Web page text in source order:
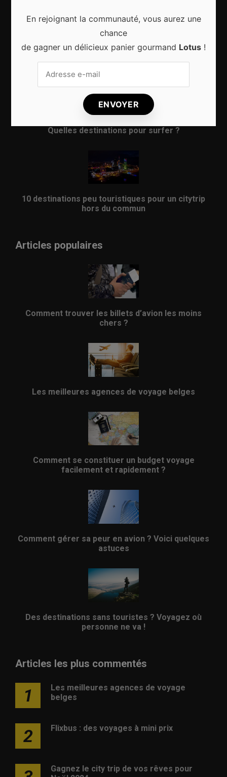
8 choses qui vous arrivent en prenant l’avion
Quelles destinations pour surfer ?
10 destinations peu touristiques pour un citytrip
hors du commun
Articles populaires
Comment trouver les billets d’avion les moins
chers ?
Les meilleures agences de voyage belges
Comment se constituer un budget voyage
facilement et rapidement ?
Comment gérer sa peur en avion ? Voici quelques
astuces
Des destinations sans touristes ? Voyagez où
personne ne va !
Articles les plus commentés
1
Les meilleures agences de voyage
belges
2 Flixbus : des voyages à mini prix
Gagnez le city trip de vos rêves pour
En rejoignant la communauté, vous aurez une
chance
de gagner un délicieux panier gourmand Lotus !